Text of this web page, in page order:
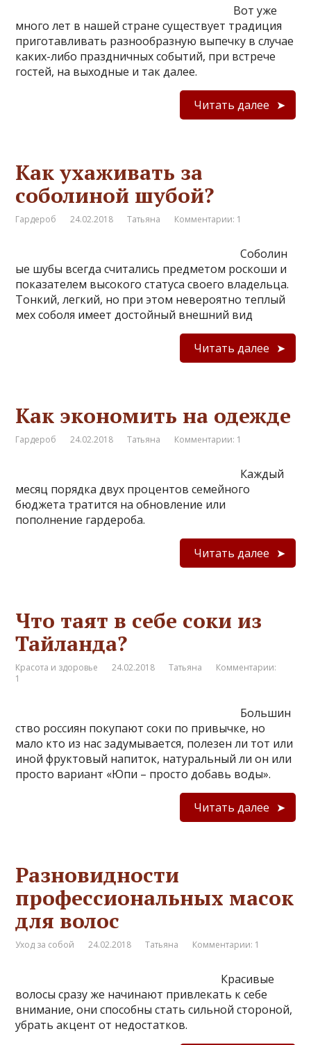
Вот уже
много лет в нашей стране существует традиция
приготавливать разнообразную выпечку в случае
каких-либо праздничных событий, при встрече
гостей, на выходные и так далее.
Читать далее
Как ухаживать за
соболиной шубой?
Гардероб 24.02.2018 Татьяна Комментарии: 1
Соболин
ые шубы всегда считались предметом роскоши и
показателем высокого статуса своего владельца.
Тонкий, легкий, но при этом невероятно теплый
мех соболя имеет достойный внешний вид
Читать далее
Как экономить на одежде
Гардероб 24.02.2018 Татьяна Комментарии: 1
Каждый
месяц порядка двух процентов семейного
бюджета тратится на обновление или
пополнение гардероба.
Читать далее
Что таят в себе соки из
Тайланда?
Красота и здоровье 24.02.2018 Татьяна
Комментарии:
1
Большин
ство россиян покупают соки по привычке, но
мало кто из нас задумывается, полезен ли тот или
иной фруктовый напиток, натуральный ли он или
просто вариант «Юпи – просто добавь воды».
Читать далее
Разновидности
профессиональных масок
для волос
Уход за собой 24.02.2018 Татьяна Комментарии: 1
Красивые
волосы сразу же начинают привлекать к себе
внимание, они способны стать сильной стороной,
убрать акцент от недостатков.